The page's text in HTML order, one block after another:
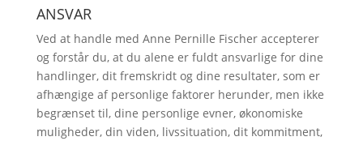
ANSVAR
Ved at handle med Anne Pernille Fischer accepterer
og forstår du, at du alene er fuldt ansvarlige for dine
handlinger, dit fremskridt og dine resultater, som er
afhængige af personlige faktorer herunder, men ikke
begrænset til, dine personlige evner, økonomiske
muligheder, din viden, livssituation, dit kommitment,